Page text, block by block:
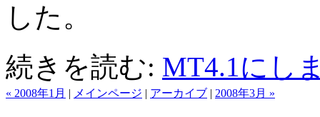
した。
続きを読む: MT4.1にし
« 2008年1月 | メインページ | アーカイブ | 2008年3月 »